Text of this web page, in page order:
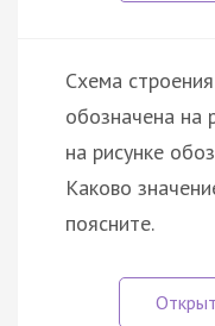
Схема
обозначена на
на рисунке
Каково
поясните.